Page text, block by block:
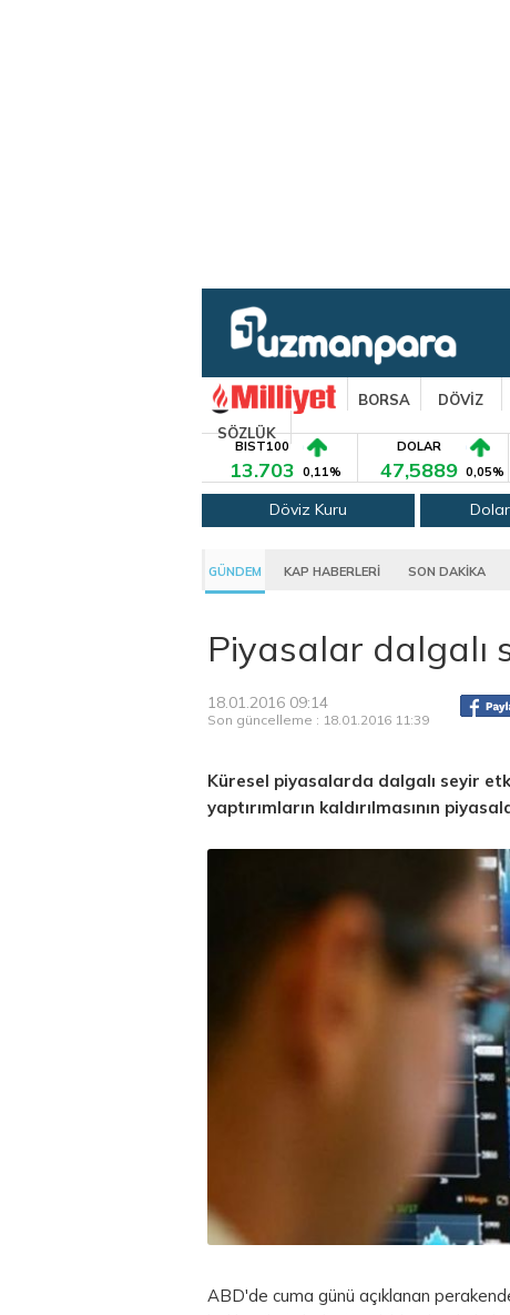
BORSA DÖVİZ
SÖZLÜK
BIST100
13.703 0,11%
DOLAR
47,5889 0,05%
Döviz Kuru
GÜNDEM KAP HABERLERİ SON DAKİKA
Piyasalar dalgalı
18.01.2016 09:14
Son güncelleme : 18.01.2016 11:39
Küresel piyasalarda dalgalı seyir
yaptırımların kaldırılmasının
ABD'de cuma günü açıklanan